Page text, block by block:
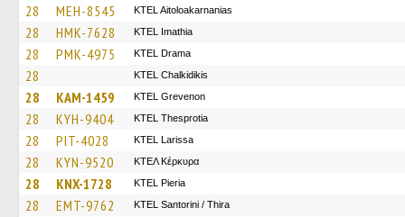
28 MEH-8545 KTEL Aitoloakarnanias
28 HMK-7628 KTEL Imathia
28 PMK-4975 KTEL Drama
28 ΚΤΕL Chalkidikis
28 KAM-1459 ΚΤΕL Grevenon
28 KYH-9404 KTEL Thesprotia
28 PIT-4028 KTEL Larissa
28 KYN-9520 ΚΤΕΛ Κέρκυρα
28 KNX-1728 KTEL Pieria
28 EMT-9762 KTEL Santorini / Thira